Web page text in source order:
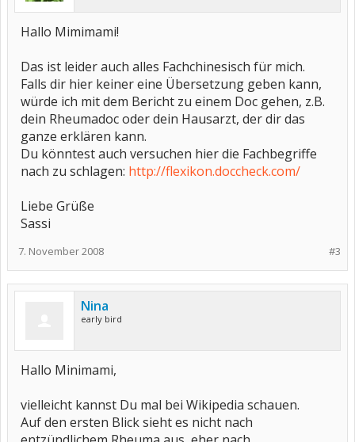
Hallo Mimimami!
Das ist leider auch alles Fachchinesisch für mich.
Falls dir hier keiner eine Übersetzung geben kann,
würde ich mit dem Bericht zu einem Doc gehen, z.B.
dein Rheumadoc oder dein Hausarzt, der dir das
ganze erklären kann.
Du könntest auch versuchen hier die Fachbegriffe
nach zu schlagen: http://flexikon.doccheck.com/
Liebe Grüße
Sassi
#3
7. November 2008
Nina
early bird
Hallo Minimami,
vielleicht kannst Du mal bei Wikipedia schauen.
Auf den ersten Blick sieht es nicht nach